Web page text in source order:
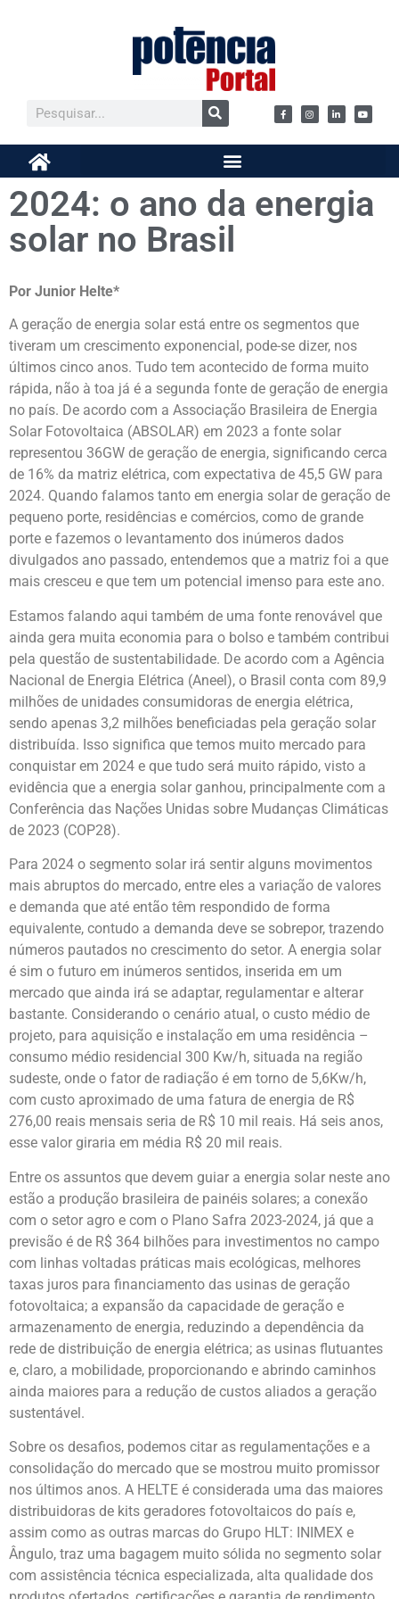
2024: o ano da energia
solar no Brasil
Por Junior Helte*
A geração de energia solar está entre os segmentos que
tiveram um crescimento exponencial, pode-se dizer, nos
últimos cinco anos. Tudo tem acontecido de forma muito
rápida, não à toa já é a segunda fonte de geração de energia
no país. De acordo com a Associação Brasileira de Energia
Solar Fotovoltaica (ABSOLAR) em 2023 a fonte solar
representou 36GW de geração de energia, significando cerca
de 16% da matriz elétrica, com expectativa de 45,5 GW para
2024. Quando falamos tanto em energia solar de geração de
pequeno porte, residências e comércios, como de grande
porte e fazemos o levantamento dos inúmeros dados
divulgados ano passado, entendemos que a matriz foi a que
mais cresceu e que tem um potencial imenso para este ano.
Estamos falando aqui também de uma fonte renovável que
ainda gera muita economia para o bolso e também contribui
pela questão de sustentabilidade. De acordo com a Agência
Nacional de Energia Elétrica (Aneel), o Brasil conta com 89,9
milhões de unidades consumidoras de energia elétrica,
sendo apenas 3,2 milhões beneficiadas pela geração solar
distribuída. Isso significa que temos muito mercado para
conquistar em 2024 e que tudo será muito rápido, visto a
evidência que a energia solar ganhou, principalmente com a
Conferência das Nações Unidas sobre Mudanças Climáticas
de 2023 (COP28).
Para 2024 o segmento solar irá sentir alguns movimentos
mais abruptos do mercado, entre eles a variação de valores
e demanda que até então têm respondido de forma
equivalente, contudo a demanda deve se sobrepor, trazendo
números pautados no crescimento do setor. A energia solar
é sim o futuro em inúmeros sentidos, inserida em um
mercado que ainda irá se adaptar, regulamentar e alterar
bastante. Considerando o cenário atual, o custo médio de
projeto, para aquisição e instalação em uma residência –
consumo médio residencial 300 Kw/h, situada na região
sudeste, onde o fator de radiação é em torno de 5,6Kw/h,
com custo aproximado de uma fatura de energia de R$
276,00 reais mensais seria de R$ 10 mil reais. Há seis anos,
esse valor giraria em média R$ 20 mil reais.
Entre os assuntos que devem guiar a energia solar neste ano
estão a produção brasileira de painéis solares; a conexão
com o setor agro e com o Plano Safra 2023-2024, já que a
previsão é de R$ 364 bilhões para investimentos no campo
com linhas voltadas práticas mais ecológicas, melhores
taxas juros para financiamento das usinas de geração
fotovoltaica; a expansão da capacidade de geração e
armazenamento de energia, reduzindo a dependência da
rede de distribuição de energia elétrica; as usinas flutuantes
e, claro, a mobilidade, proporcionando e abrindo caminhos
ainda maiores para a redução de custos aliados a geração
sustentável.
Sobre os desafios, podemos citar as regulamentações e a
consolidação do mercado que se mostrou muito promissor
nos últimos anos. A HELTE é considerada uma das maiores
distribuidoras de kits geradores fotovoltaicos do país e,
assim como as outras marcas do Grupo HLT: INIMEX e
Ângulo, traz uma bagagem muito sólida no segmento solar
com assistência técnica especializada, alta qualidade dos